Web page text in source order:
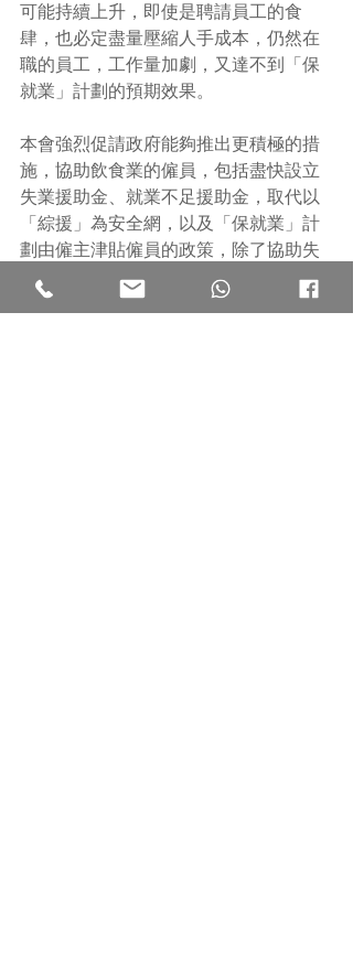
可能持續上升，即使是聘請員工的食
肆，也必定盡量壓縮人手成本，仍然在
職的員工，工作量加劇，又達不到「保
就業」計劃的預期效果。
本會強烈促請政府能夠推出更積極的措
施，協助飲食業的僱員，包括盡快設立
失業援助金、就業不足援助金，取代以
「綜援」為安全網，以及「保就業」計
劃由僱主津貼僱員的政策，除了協助失
業人士之外，亦要協助一批因為疫情而
放無薪假，開工不足或停薪留職，但實